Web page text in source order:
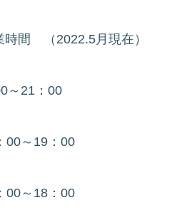
時間 （2022.5月現在）
～21：00
～19：00
～18：00